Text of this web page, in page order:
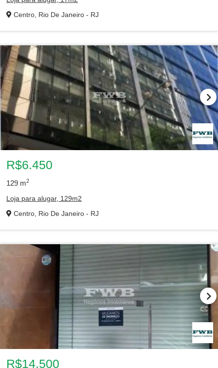
Centro, Rio De Janeiro - RJ
R$6.450
129 m2
Loja para alugar, 129m2
Centro, Rio De Janeiro - RJ
R$14.500